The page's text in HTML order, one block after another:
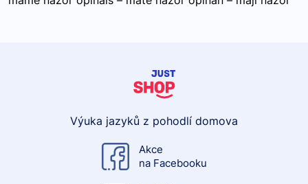
Výuka jazyků z pohodlí domova
Akce
na Facebooku